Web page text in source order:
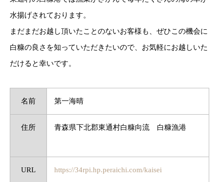
水揚げされております。
まだまだお越し頂いたことのないお客様も、ぜひこの機会に
白糠の良さを知っていただきたいので、お気軽にお越しいた
だけると幸いです。
名前 第一海晴
住所 青森県下北郡東通村白糠向流 白糠漁港
URL https://34rpi.hp.peraichi.com/kaisei